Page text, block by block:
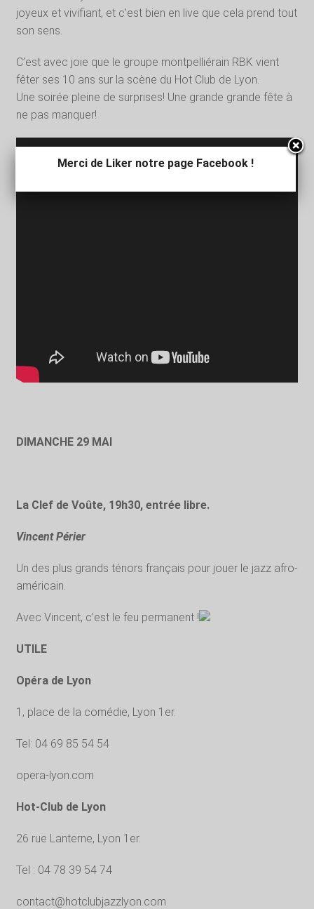
joyeux et vivifiant, et c’est bien en live que cela prend tout
son sens.
C’est avec joie que le groupe montpelliérain RBK vient
fêter ses 10 ans sur la scène du Hot Club de Lyon.
Une soirée pleine de surprises! Une grande grande fête à
ne pas manquer!
DIMANCHE 29 MAI
La Clef de Voûte, 19h30, entrée libre.
Vincent Périer
Un des plus grands ténors français pour jouer le jazz afro-
américain.
Avec Vincent, c’est le feu permanent !
UTILE
Opéra de Lyon
1, place de la comédie, Lyon 1er.
Tel: 04 69 85 54 54
opera-lyon.com
Hot-Club de Lyon
26 rue Lanterne, Lyon 1er.
Tel : 04 78 39 54 74
contact@hotclubjazzlyon.com
Merci de Liker notre page Facebook !